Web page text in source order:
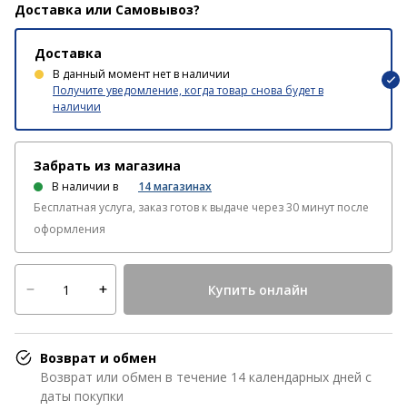
Доставка или Самовывоз?
Доставка
В данный момент нет в наличии
Получите уведомление, когда товар снова будет в
наличии
Забрать из магазина
В наличии в 14магазинах
Бесплатная услуга, заказ готов к выдаче через 30 минут после
оформления
Купить онлайн
Возврат и обмен
Возврат или обмен в течение 14 календарных дней с
даты покупки